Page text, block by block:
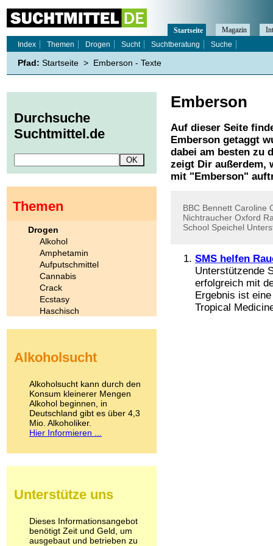
Emberson
Auf dieser Seite
Emberson getaggt
dabei am besten zu
zeigt Dir außerdem,
mit " Emberson"
BBC Bennett Caroline
Nichtraucher Oxford
School Speichel
SMS helfen
Unterstützende
erfolgreich mit
Ergebnis ist
Tropical
Startseite Magazin
Index
Themen Drogen Sucht Suchtberatung Suche
Pfad: Startseite > Emberson - Texte
Durchsuche
Suchtmittel.de
Themen
Drogen
Alkohol
Amphetamin
Aufputschmittel
Cannabis
Crack
Ecstasy
Haschisch
Kokain
LSD
Marihuana
Medikamente
Meskalin
Metamphetamin
Methadon
Pilze
Psychopharmaka
Schlafmittel
Schmerzmittel
Alkoholsucht
Alkoholsucht kann durch den
Konsum kleinerer Mengen
Alkohol beginnen, in
Deutschland gibt es über 4,3
Mio. Alkoholiker.
Hier Informieren ...
Unterstütze uns
Dieses Informationsangebot
benötigt Zeit und Geld, um
ausgebaut und betrieben zu